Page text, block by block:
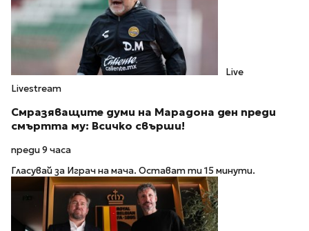
Live
Livestream
Смразяващите думи на Марадона ден преди
смъртта му: Всичко свърши!
преди 9 часа
Гласувай за Играч на мача. Остават ти 15 минути.